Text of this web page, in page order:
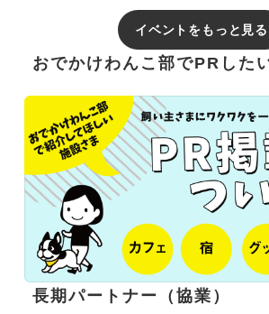
イベントをもっと見る
おでかけわんこ部でPRした
長期パートナー（協業）